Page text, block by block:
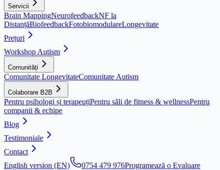
Servicii
Brain MappingNeurofeedbackNF la
DistanțăBiofeedbackFotobiomodulareLongevitate
Prețuri
Workshop Autism
Comunități
Comunitate LongevitateComunitate Autism
Colaborare B2B
Pentru psihologi și terapeuțiPentru săli de fitness & wellnessPentru
companii & echipe
Blog
Testimoniale
Contact
English version (EN)
0754 479 976Programează o Evaluare